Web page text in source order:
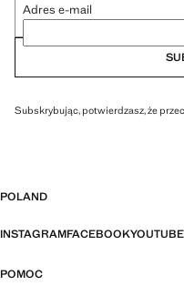
Adres e-mail
Subskrybując, potwierdzasz, że
POLAND
INSTAGRAMFACEBOOKYOUTUBE
POMOC